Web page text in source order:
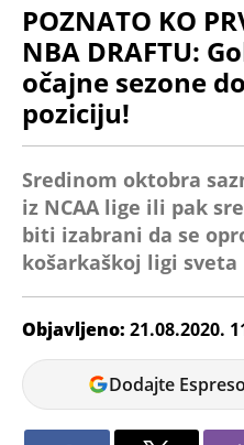
POZNATO KO
NBA DRAFTU:
očajne sezone
poziciju!
Sredinom oktobra
iz NCAA lige ili pak
biti izabrani da se
košarkaškoj ligi sveta
Objavljeno: 21.08.2020.
Aleksa
RadosavljevićDodajte